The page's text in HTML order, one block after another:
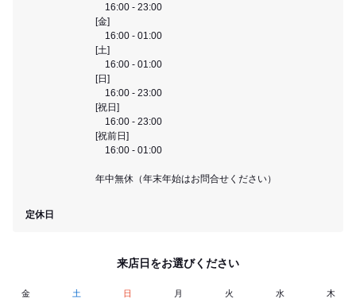
16:00 - 23:00
[金]
16:00 - 01:00
[土]
16:00 - 01:00
[日]
16:00 - 23:00
[祝日]
16:00 - 23:00
[祝前日]
16:00 - 01:00
年中無休（年末年始はお問合せください）
定休日
来店日をお選びください
金 土 日 月 火 水 木